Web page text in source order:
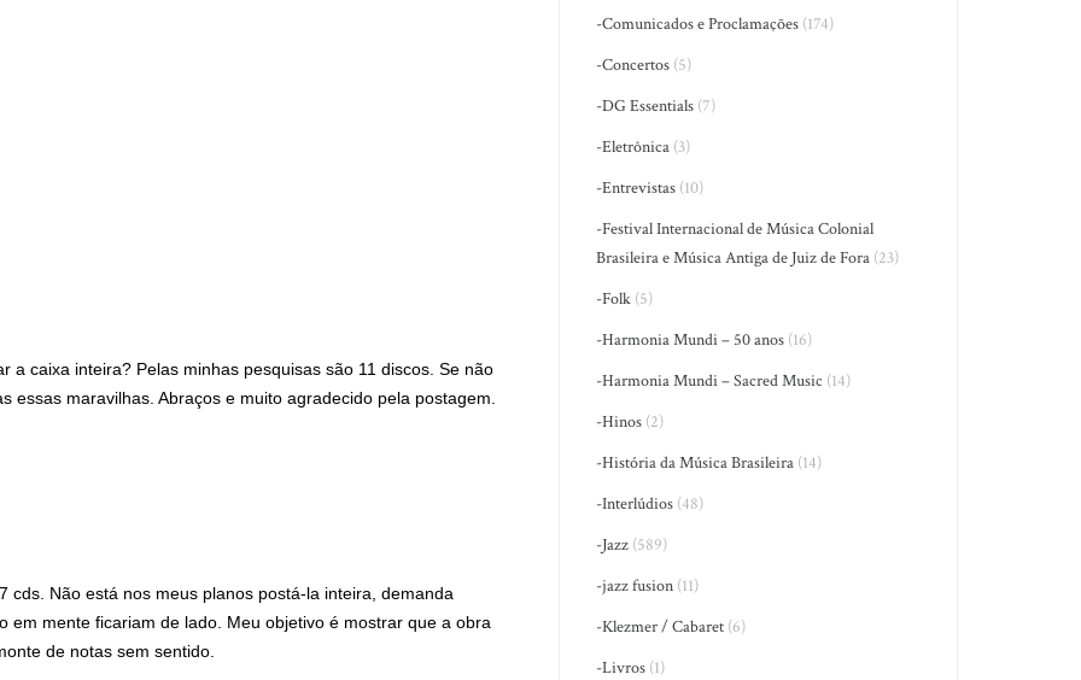
a caixa inteira? Pelas minhas pesquisas são 11 discos. Se não
essas maravilhas. Abraços e muito agradecido pela postagem.
cds. Não está nos meus planos postá-la inteira, demanda
em mente ficariam de lado. Meu objetivo é mostrar que a obra
de notas sem sentido.
-Comunicados e Proclamações (174)
-Concertos (5)
-DG Essentials (7)
-Eletrônica (3)
-Entrevistas (10)
-Festival Internacional de Música Colonial
Brasileira e Música Antiga de Juiz de Fora (23)
-Folk (5)
-Harmonia Mundi – 50 anos (16)
-Harmonia Mundi – Sacred Music (14)
-Hinos (2)
-História da Música Brasileira (14)
-Interlúdios (48)
-Jazz (589)
-jazz fusion (11)
-Klezmer / Cabaret (6)
-Livros (1)